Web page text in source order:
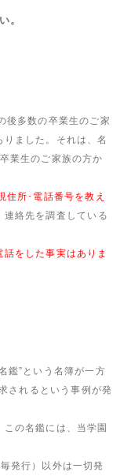
。
後多数の卒業生のご家
ました。それは、名
業生のご家族の方か
住所･電話番号を教え
連絡先を調査している
をした事実はありま
鑑”という名簿が一方
されるという事例が発
の名鑑には、当学園
発行）以外は一切発